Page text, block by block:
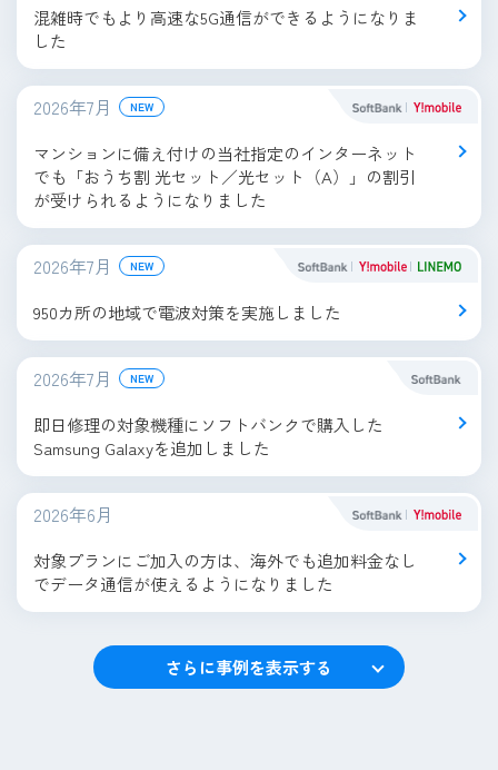
混雑時でもより高速な5G通信ができるようになりま
した
2026年7月 NEW
マンションに備え付けの当社指定のインターネット
でも「おうち割 光セット／光セット（A）」の割引
が受けられるようになりました
2026年7月 NEW
950カ所の地域で電波対策を実施しました
2026年7月 NEW
即日修理の対象機種にソフトバンクで購入した
Samsung Galaxyを追加しました
2026年6月
対象プランにご加入の方は、海外でも追加料金なし
でデータ通信が使えるようになりました
さらに事例を表示する